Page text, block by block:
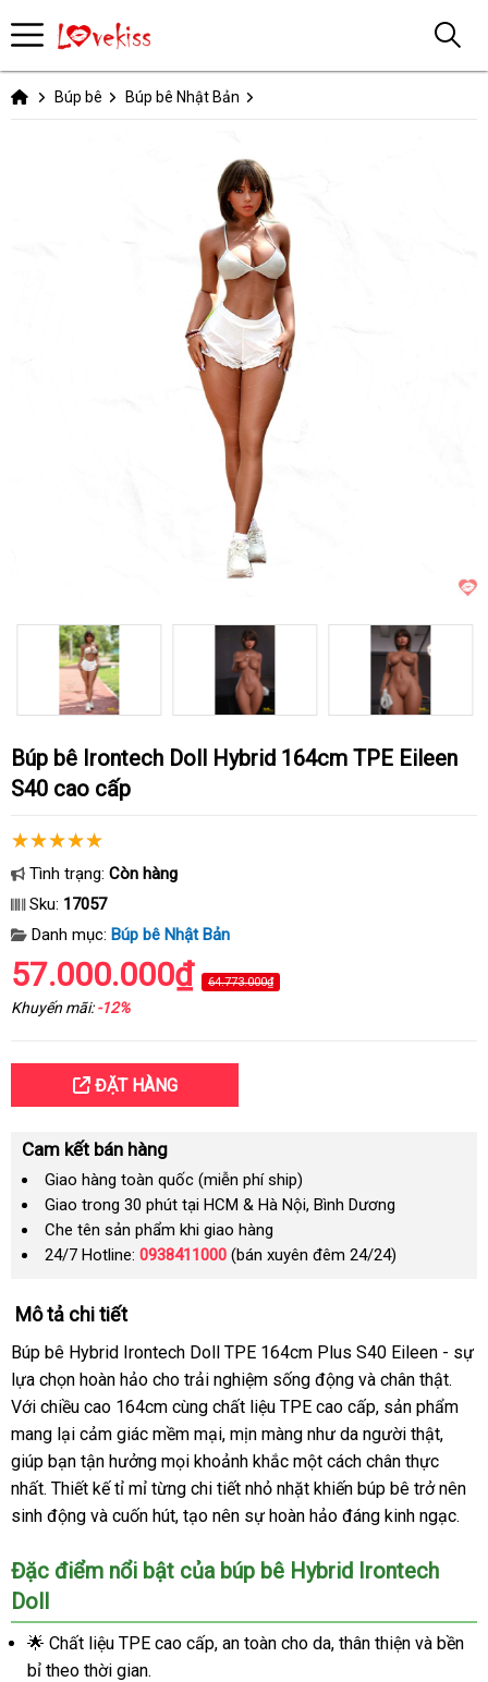
Búp bê Búp bê Nhật Bản
Búp bê Irontech Doll Hybrid 164cm TPE Eileen
S40 cao cấp
Tình trạng: Còn hàng
Sku: 17057
Danh mục: Búp bê Nhật Bản
57.000.000₫ 64.773.000₫
Khuyến mãi:-12%
ĐẶT HÀNG
Cam kết bán hàng
Giao hàng toàn quốc (miễn phí ship)
Giao trong 30 phút tại HCM & Hà Nội, Bình Dương
Che tên sản phẩm khi giao hàng
24/7 Hotline: 0938411000 (bán xuyên đêm 24/24)
Mô tả chi tiết
Búp bê Hybrid Irontech Doll TPE 164cm Plus S40 Eileen - sự
lựa chọn hoàn hảo cho trải nghiệm sống động và chân thật.
Với chiều cao 164cm cùng chất liệu TPE cao cấp, sản phẩm
mang lại cảm giác mềm mại, mịn màng như da người thật,
giúp bạn tận hưởng mọi khoảnh khắc một cách chân thực
nhất. Thiết kế tỉ mỉ từng chi tiết nhỏ nhặt khiến búp bê trở nên
sinh động và cuốn hút, tạo nên sự hoàn hảo đáng kinh ngạc.
Đặc điểm nổi bật của búp bê Hybrid Irontech
Doll
🌟 Chất liệu TPE cao cấp, an toàn cho da, thân thiện và bền
bỉ theo thời gian.